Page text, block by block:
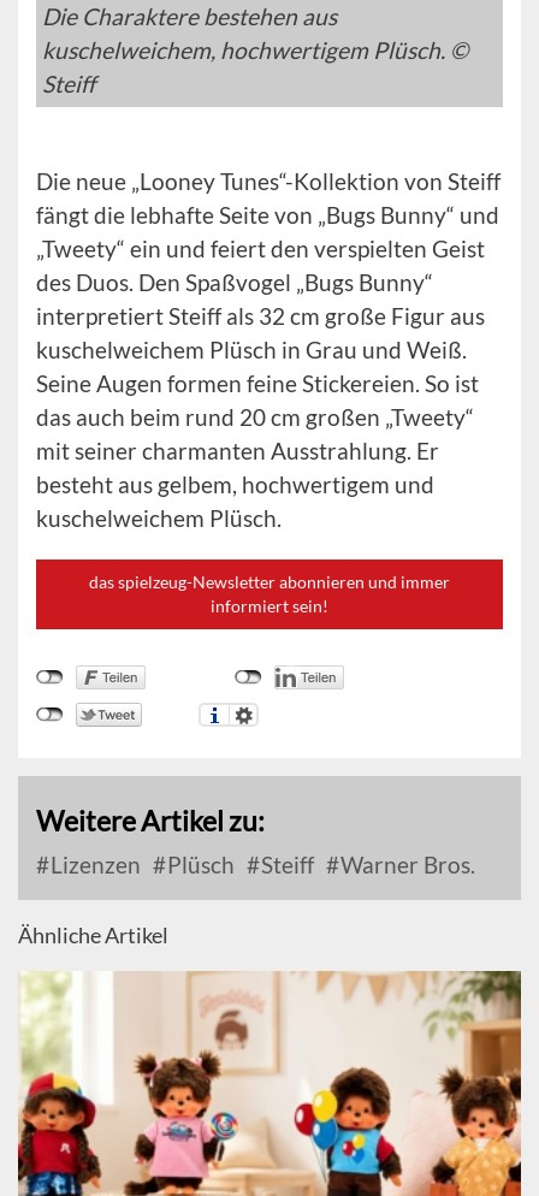
Die Charaktere bestehen aus
kuschelweichem, hochwertigem Plüsch. ©
Steiff
Die neue „Looney Tunes“-Kollektion von Steiff
fängt die lebhafte Seite von „Bugs Bunny“ und
„Tweety“ ein und feiert den verspielten Geist
des Duos. Den Spaßvogel „Bugs Bunny“
interpretiert Steiff als 32 cm große Figur aus
kuschelweichem Plüsch in Grau und Weiß.
Seine Augen formen feine Stickereien. So ist
das auch beim rund 20 cm großen „Tweety“
mit seiner charmanten Ausstrahlung. Er
besteht aus gelbem, hochwertigem und
kuschelweichem Plüsch.
das spielzeug-Newsletter abonnieren und immer
informiert sein!
Weitere Artikel zu:
Lizenzen Plüsch Steiff Warner Bros.
Ähnliche Artikel